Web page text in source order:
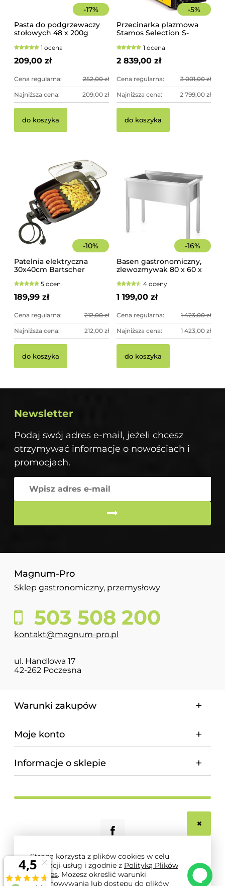
Strona korzysta z plików cookies w celu
realizacji usług i zgodnie z Polityką Plików
Cookies. Możesz określić warunki
przechowywania lub dostępu do plików
-17%
Pasta do podgrzewaczy
stołowych 48 x 200g
1 ocena
209,00 zł
Cena regularna: 252,00 zł
Najniższa cena: 209,00 zł
do koszyka
-5%
Przecinarka plazmowa
Stamos Selection S-
1 ocena
2 839,00 zł
Cena regularna: 3 001,00 zł
Najniższa cena: 2 799,00 zł
do koszyka
-10%
Patelnia elektryczna
30x40cm Bartscher
5 ocen
189,99 zł
Cena regularna: 212,00 zł
Najniższa cena: 212,00 zł
do koszyka
-16%
Basen gastronomiczny,
zlewozmywak 80 x 60 x
4 oceny
1 199,00 zł
Cena regularna: 1 423,00 zł
Najniższa cena: 1 423,00 zł
do koszyka
Newsletter
Podaj swój adres e-mail, jeżeli chcesz
otrzymywać informacje o nowościach i
promocjach.
Magnum-Pro
Sklep gastronomiczny, przemysłowy
503 508 200
kontakt@magnum-pro.pl
ul. Handlowa 17
42-262 Poczesna
Warunki zakupów
Moje konto
Informacje o sklepie
© 2026 magnum-pro.pl. Wszelkie prawa zastrzeżone.
Styl graficzny i aplikacje ShopGadget.pl
Sklep